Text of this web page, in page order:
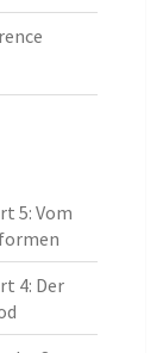
5: Vom
4: Der